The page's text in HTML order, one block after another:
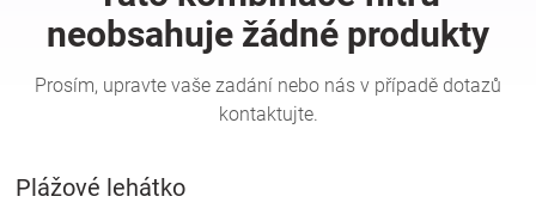
zábava
Plážové lehátko